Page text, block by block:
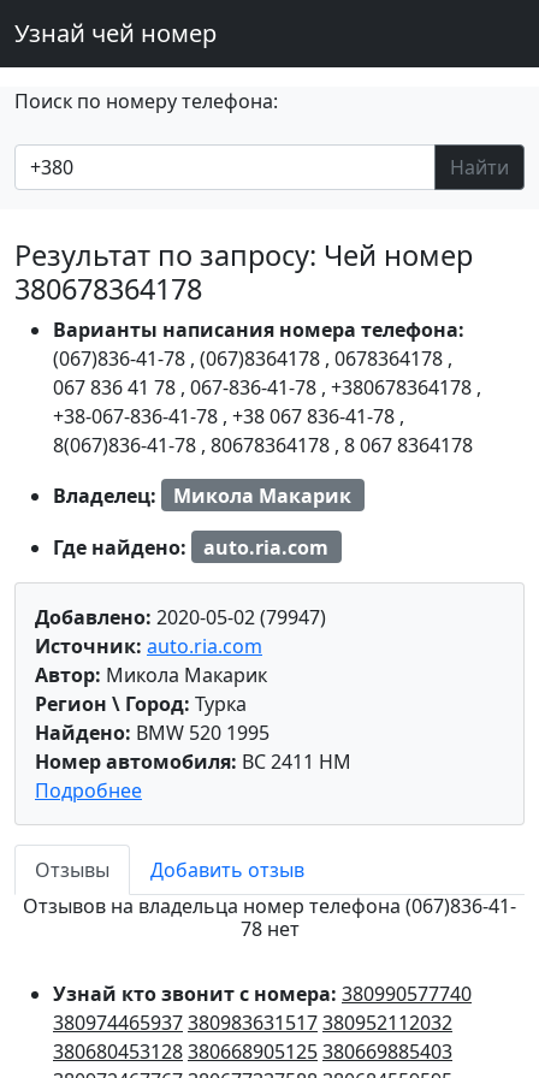
Узнай чей номер
Поиск по номеру телефона:
Найти
Результат по запросу: Чей номер
380678364178
Варианты написания номера телефона:
(067)836-41-78 , (067)8364178 , 0678364178 ,
067 836 41 78 , 067-836-41-78 , +380678364178 ,
+38-067-836-41-78 , +38 067 836-41-78 ,
8(067)836-41-78 , 80678364178 , 8 067 8364178
Владелец:
Микола Макарик
Где найдено:
auto.ria.com
Добавлено: 2020-05-02 (79947)
Источник: auto.ria.com
Автор: Микола Макарик
Регион \ Город: Турка
Найдено: BMW 520 1995
Номер автомобиля: BC 2411 HM
Подробнее
Отзывы
Добавить отзыв
Отзывов на владельца номер телефона (067)836-41-
78 нет
Узнай кто звонит с номера: 380990577740
380974465937380983631517380952112032
380680453128380668905125380669885403